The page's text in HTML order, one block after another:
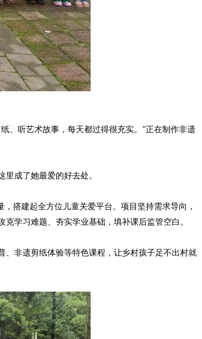
听艺术故事，每天都过得很充实。”正在制作非遗
成了她最爱的好去处。
搭建起全方位儿童关爱平台。项目坚持需求导向，
学习难题、夯实学业基础，填补课后监管空白。
非遗剪纸体验等特色课程，让乡村孩子足不出村就